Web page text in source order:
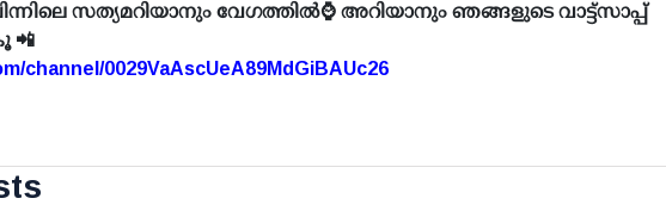
സത്യമറിയാനും വേഗത്തിൽ⌚ അറിയാനും ഞങ്ങളുടെ വാട്ട്സാപ്പ്
📲
channel/0029VaAscUeA89MdGiBAUc26